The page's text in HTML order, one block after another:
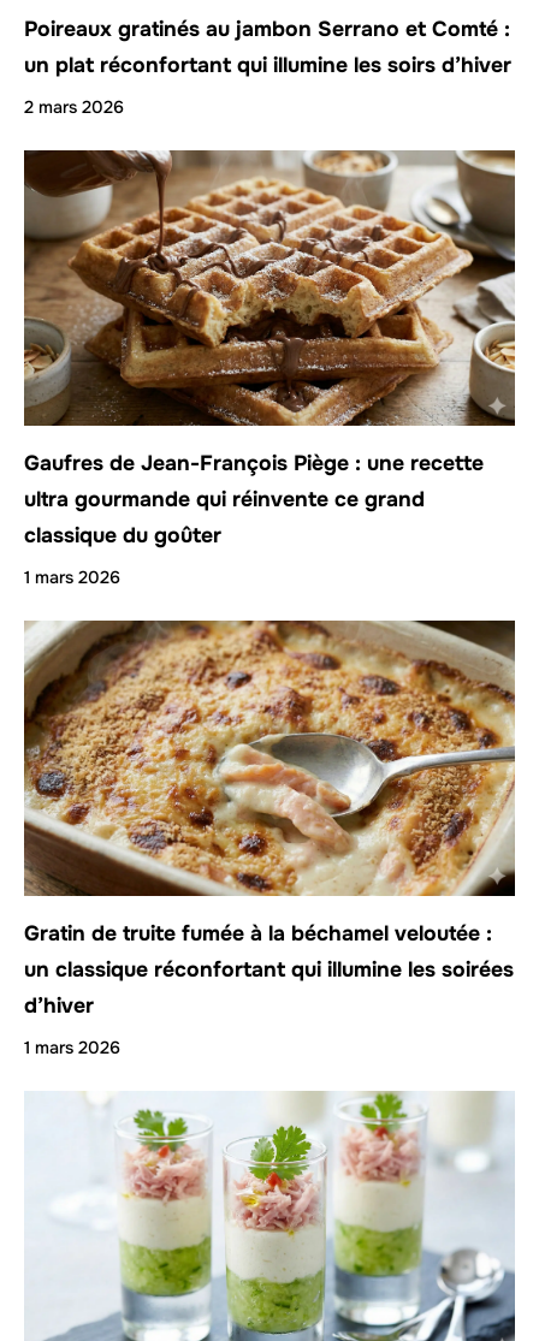
Poireaux gratinés au jambon Serrano et Comté :
un plat réconfortant qui illumine les soirs d’hiver
2 mars 2026
Gaufres de Jean-François Piège : une recette
ultra gourmande qui réinvente ce grand
classique du goûter
1 mars 2026
Gratin de truite fumée à la béchamel veloutée :
un classique réconfortant qui illumine les soirées
d’hiver
1 mars 2026